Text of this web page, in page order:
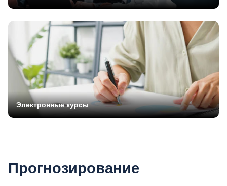
Электронные курсы
Прогнозирование